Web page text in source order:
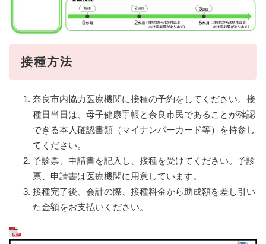
接種方法
奈良市内協力医療機関に接種の予約をしてください。接
種日当日は、母子健康手帳と奈良市民であることが確認
できる本人確認書類（マイナンバーカード等）を持参し
てください。
予診票、申請書を記入し、接種を受けてください。予診
票、申請書は医療機関に用意しています。
接種完了後、会計の際、接種料金から助成額を差し引い
た金額をお支払いください。